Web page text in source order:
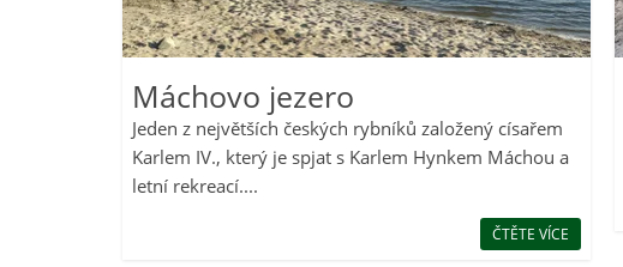
Máchovo jezero
Jeden z největších českých rybníků založený císařem
Karlem IV., který je spjat s Karlem Hynkem Máchou a
letní rekreací....
ČTĚTE VÍCE